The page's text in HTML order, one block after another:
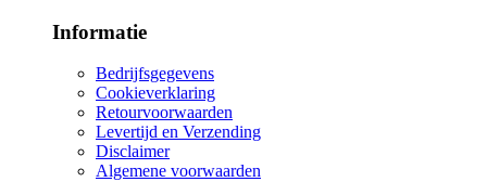
Informatie
Bedrijfsgegevens
Cookieverklaring
Retourvoorwaarden
Levertijd en Verzending
Disclaimer
Algemene voorwaarden